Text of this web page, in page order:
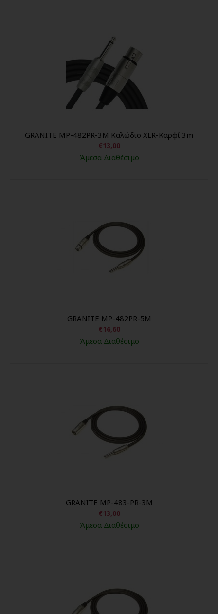
GRANITE MP-482PR-3M Kαλώδιο XLR-Καρφί 3m
€13,00
Άμεσα Διαθέσιμο
GRANITE MP-482PR-5M
€16,60
Άμεσα Διαθέσιμο
GRANITE MP-483-PR-3M
€13,00
Άμεσα Διαθέσιμο